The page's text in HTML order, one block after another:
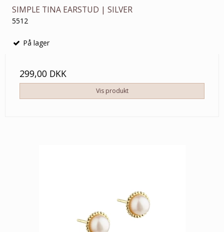
SIMPLE TINA EARSTUD | SILVER
5512
På lager
299,00 DKK
Vis produkt